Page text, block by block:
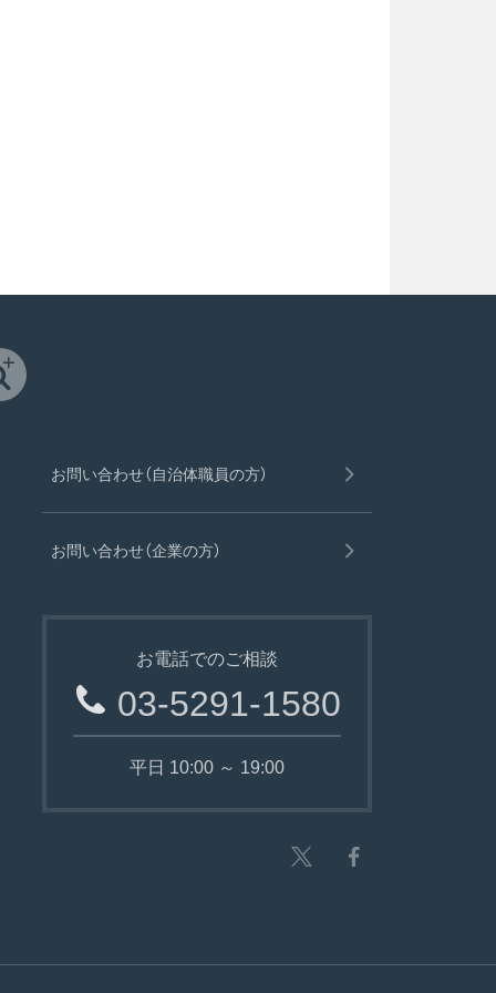
お問い合わせ（自治体職員の方）
お問い合わせ（企業の方）
お電話でのご相談
03-5291-1580
平日 10:00 ～ 19:00